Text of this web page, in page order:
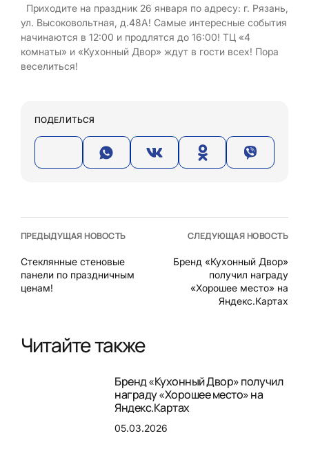
Приходите на праздник 26 января по адресу: г. Рязань,
ул. Высоковольтная, д.48А! Самые интересные события
начинаются в 12:00 и продлятся до 16:00! ТЦ «4
комнаты» и «Кухонный Двор» ждут в гости всех! Пора
веселиться!
ПОДЕЛИТЬСЯ
ПРЕДЫДУЩАЯ НОВОСТЬ
Стеклянные стеновые
панели по праздничным
ценам!
СЛЕДУЮЩАЯ НОВОСТЬ
Бренд «Кухонный Двор»
получил награду
«Хорошее место» на
Яндекс.Картах
Читайте также
Бренд «Кухонный Двор» получил
награду «Хорошее место» на
Яндекс.Картах
05.03.2026